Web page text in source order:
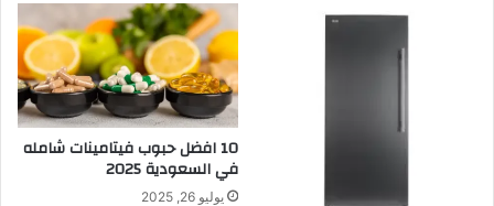
10 افضل حبوب فيتامينات شامله​
في السعودية 2025
يوليو 26, 2025